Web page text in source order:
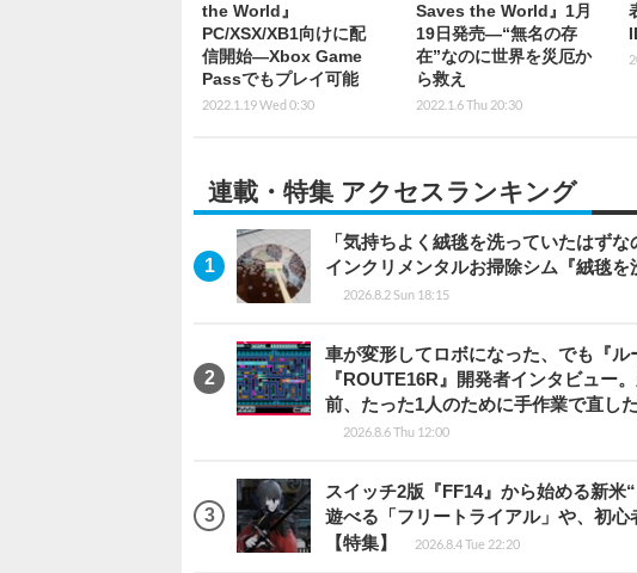
the World』
PC/XSX/XB1向けに配
信開始―Xbox Game
Passでもプレイ可能
2022.1.19 Wed 0:30
Saves the World』1月
19日発売―“無名の存
在”なのに世界を災厄か
ら救え
2022.1.6 Thu 20:30
連載・特集 アクセスランキング
「気持ちよく絨毯を洗っていたはず
インクリメンタルお掃除シム『絨毯を
2026.8.2 Sun 18:15
車が変形してロボになった、でも『
『ROUTE16R』開発者インタビュー
前、たった1人のために手作業で直し
2026.8.6 Thu 12:00
スイッチ2版『FF14』から始める新
遊べる「フリートライアル」や、初
【特集】
2026.8.4 Tue 22:20